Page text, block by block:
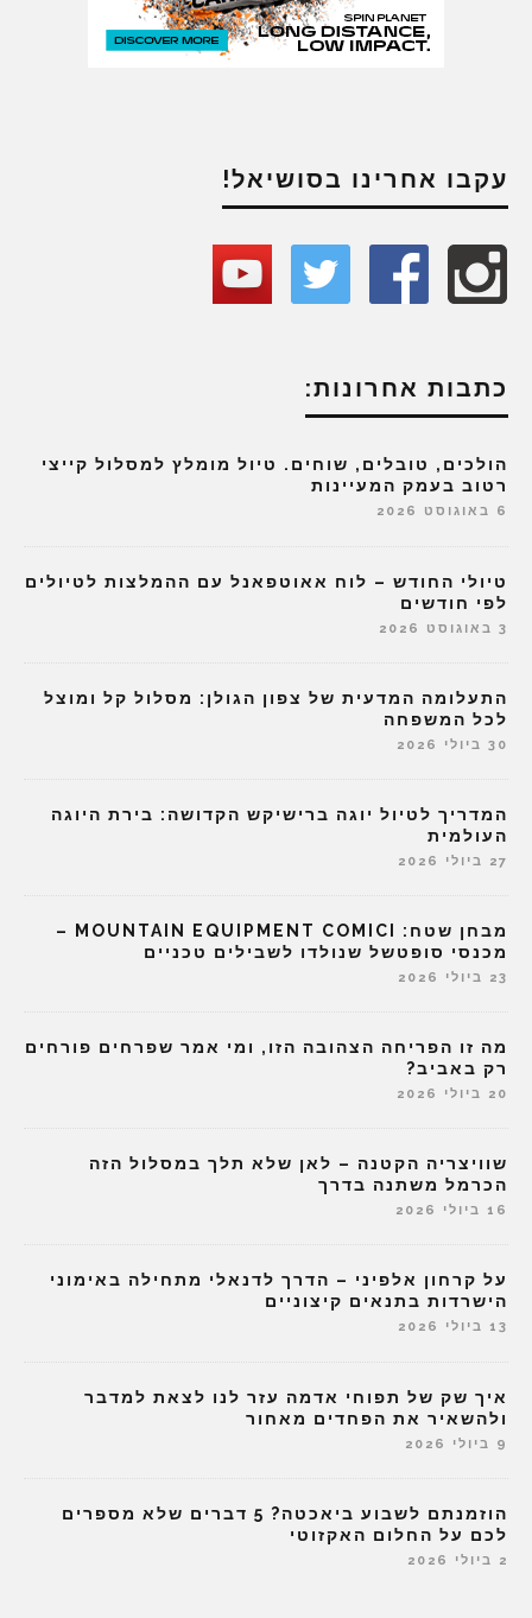
עקבו אחרינו בסושיאל!
כתבות אחרונות:
הולכים, טובלים, שוחים. טיול מומלץ למסלול קייצי
רטוב בעמק המעיינות
6 באוגוסט 2026
טיולי החודש – לוח אאוטפאנל עם ההמלצות לטיולים
לפי חודשים
3 באוגוסט 2026
התעלומה המדעית של צפון הגולן: מסלול קל ומוצל
לכל המשפחה
30 ביולי 2026
המדריך לטיול יוגה ברישיקש הקדושה: בירת היוגה
העולמית
27 ביולי 2026
מבחן שטח: MOUNTAIN EQUIPMENT COMICI –
מכנסי סופטשל שנולדו לשבילים טכניים
23 ביולי 2026
מה זו הפריחה הצהובה הזו, ומי אמר שפרחים פורחים
רק באביב?
20 ביולי 2026
שוויצריה הקטנה – לאן שלא תלך במסלול הזה
הכרמל משתנה בדרך
16 ביולי 2026
על קרחון אלפיני – הדרך לדנאלי מתחילה באימוני
הישרדות בתנאים קיצוניים
13 ביולי 2026
איך שק של תפוחי אדמה עזר לנו לצאת למדבר
ולהשאיר את הפחדים מאחור
9 ביולי 2026
הוזמנתם לשבוע ביאכטה? 5 דברים שלא מספרים
לכם על החלום האקזוטי
2 ביולי 2026